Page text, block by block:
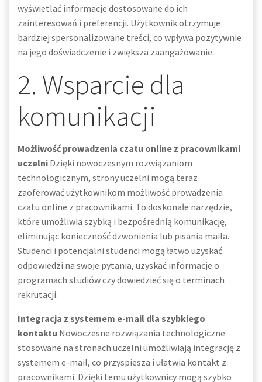
wyświetlać informacje dostosowane do ich
zainteresowań i preferencji. Użytkownik otrzymuje
bardziej spersonalizowane treści, co wpływa pozytywnie
na jego doświadczenie i zwiększa zaangażowanie.
2. Wsparcie dla
komunikacji
Możliwość prowadzenia czatu online z pracownikami
uczelni Dzięki nowoczesnym rozwiązaniom
technologicznym, strony uczelni mogą teraz
zaoferować użytkownikom możliwość prowadzenia
czatu online z pracownikami. To doskonałe narzędzie,
które umożliwia szybką i bezpośrednią komunikację,
eliminując konieczność dzwonienia lub pisania maila.
Studenci i potencjalni studenci mogą łatwo uzyskać
odpowiedzi na swoje pytania, uzyskać informacje o
programach studiów czy dowiedzieć się o terminach
rekrutacji.
Integracja z systemem e-mail dla szybkiego
kontaktu Nowoczesne rozwiązania technologiczne
stosowane na stronach uczelni umożliwiają integrację z
systemem e-mail, co przyspiesza i ułatwia kontakt z
pracownikami. Dzięki temu użytkownicy mogą szybko